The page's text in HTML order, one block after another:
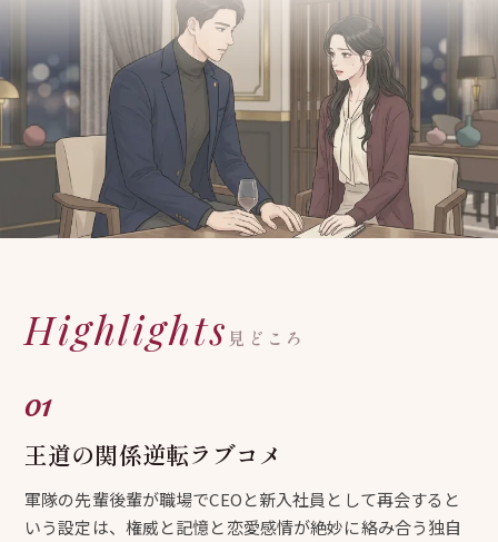
Highlights 見どころ
王道の関係逆転ラブコメ
軍隊の先輩後輩が職場でCEOと新入社員として再会すると
いう設定は、権威と記憶と恋愛感情が絶妙に絡み合う独自